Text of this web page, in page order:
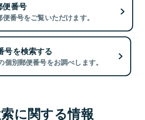
便番号
番号をご覧いただけます。
号を検索する
個別郵便番号をお調べします。
に関する情報